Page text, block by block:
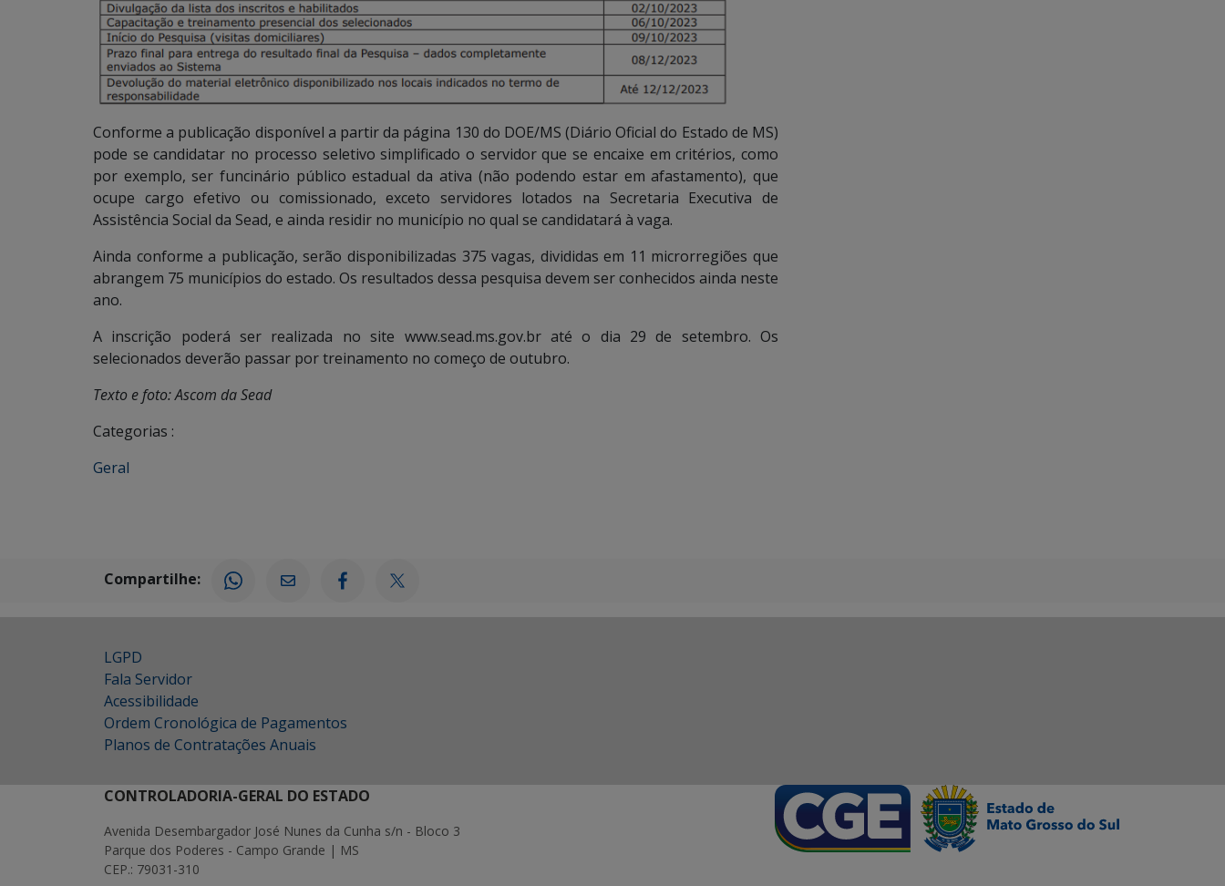
Conforme a publicação disponível a partir da página 130 do DOE/MS (Diário Oficial do Estado de MS)
pode se candidatar no processo seletivo simplificado o servidor que se encaixe em critérios, como
por exemplo, ser funcinário público estadual da ativa (não podendo estar em afastamento), que
ocupe cargo efetivo ou comissionado, exceto servidores lotados na Secretaria Executiva de
Assistência Social da Sead, e ainda residir no município no qual se candidatará à vaga.
Ainda conforme a publicação, serão disponibilizadas 375 vagas, divididas em 11 microrregiões que
abrangem 75 municípios do estado. Os resultados dessa pesquisa devem ser conhecidos ainda neste
ano.
A inscrição poderá ser realizada no site www.sead.ms.gov.br até o dia 29 de setembro. Os
selecionados deverão passar por treinamento no começo de outubro.
Texto e foto: Ascom da Sead
Categorias :
Geral
Compartilhe:
LGPD
Fala Servidor
Acessibilidade
Ordem Cronológica de Pagamentos
Planos de Contratações Anuais
CONTROLADORIA-GERAL DO ESTADO
Avenida Desembargador José Nunes da Cunha s/n - Bloco 3
Parque dos Poderes - Campo Grande | MS
CEP.: 79031-310